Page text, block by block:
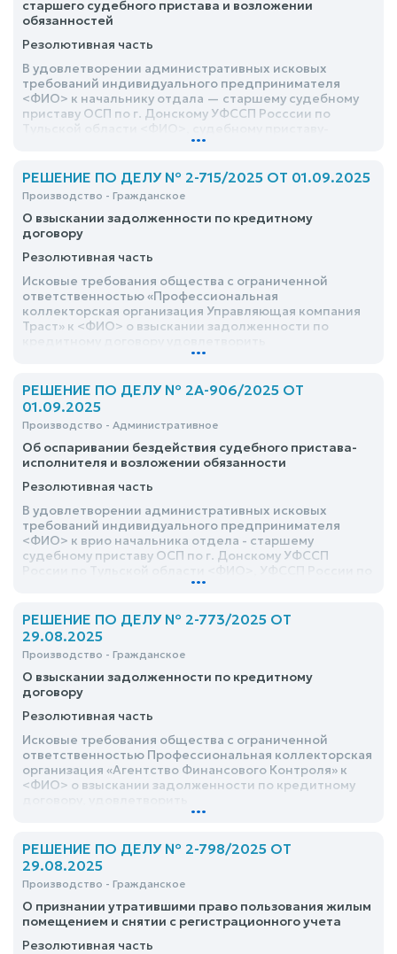
старшего судебного пристава и возложении
обязанностей
Резолютивная часть
В удовлетворении административных исковых
требований индивидуального предпринимателя
<ФИО> к начальнику отдала — старшему судебному
приставу ОСП по г. Донскому УФССП Росссии по
Тульской области <ФИО>, судебному приставу-
исполнителю ОСП по г. Донскому УФССП России по
области о признании незаконным бездействия
судебного пристава-исполнителя и начальника
отдела — старшего судебного пристава и
возложении обязанностей — отказать
...
РЕШЕНИЕ ПО ДЕЛУ № 2-715/2025 ОТ 01.09.2025
Производство - Гражданское
О взыскании задолженности по кредитному
договору
Резолютивная часть
Исковые требования общества с ограниченной
ответственностью «Профессиональная
коллекторская организация Управляющая компания
Траст» к <ФИО> о взыскании задолженности по
...
РЕШЕНИЕ ПО ДЕЛУ № 2А-906/2025 ОТ
01.09.2025
Производство - Административное
Об оспаривании бездействия судебного пристава-
исполнителя и возложении обязанности
Резолютивная часть
В удовлетворении административных исковых
требований индивидуального предпринимателя
<ФИО> к врио начальника отдела - старшему
судебному приставу ОСП по г. Донскому УФССП
России по Тульской области <ФИО>, УФССП России по
Тульской области об оспаривании бездействия
обязанности – отказать
...
РЕШЕНИЕ ПО ДЕЛУ № 2-773/2025 ОТ
29.08.2025
Производство - Гражданское
О взыскании задолженности по кредитному
договору
Резолютивная часть
Исковые требования общества с ограниченной
ответственностью Профессиональная коллекторская
организация «Агентство Финансового Контроля» к
<ФИО> о взыскании задолженности по кредитному
...
РЕШЕНИЕ ПО ДЕЛУ № 2-798/2025 ОТ
29.08.2025
Производство - Гражданское
О признании утратившими право пользования жилым
помещением и снятии с регистрационного учета
Резолютивная часть